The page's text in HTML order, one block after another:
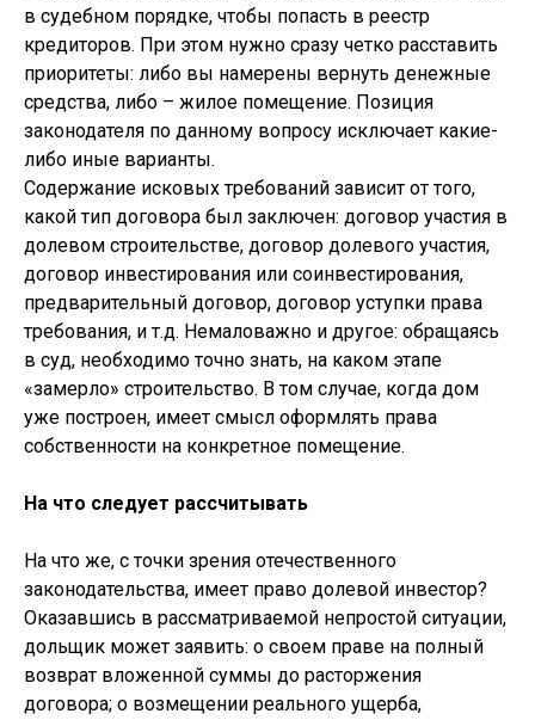
в судебном порядке, чтобы попасть в реестр
кредиторов. При этом нужно сразу четко расставить
приоритеты: либо вы намерены вернуть денежные
средства, либо – жилое помещение. Позиция
законодателя по данному вопросу исключает какие-
либо иные варианты.
Содержание исковых требований зависит от того,
какой тип договора был заключен: договор участия в
долевом строительстве, договор долевого участия,
договор инвестирования или соинвестирования,
предварительный договор, договор уступки права
требования, и т.д. Немаловажно и другое: обращаясь
в суд, необходимо точно знать, на каком этапе
«замерло» строительство. В том случае, когда дом
уже построен, имеет смысл оформлять права
собственности на конкретное помещение.
На что следует рассчитывать
На что же, с точки зрения отечественного
законодательства, имеет право долевой инвестор?
Оказавшись в рассматриваемой непростой ситуации,
дольщик может заявить: о своем праве на полный
возврат вложенной суммы до расторжения
договора; о возмещении реального ущерба,